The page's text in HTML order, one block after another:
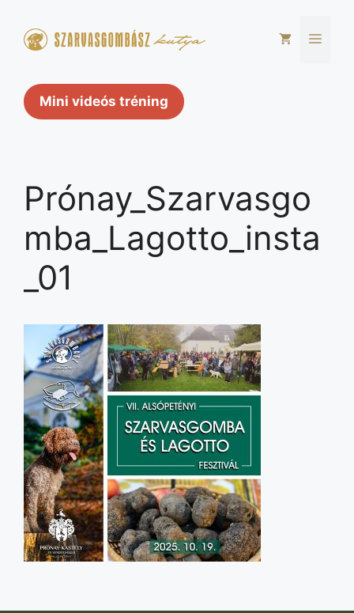
tartalomba
Mini videós tréning
Prónay_Szarvasgo
mba_Lagotto_insta
_01